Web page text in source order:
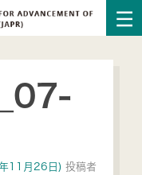
11月26日)投稿者